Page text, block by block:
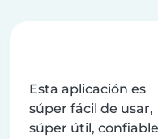
Esta aplicación es
súper fácil de usar,
súper útil,